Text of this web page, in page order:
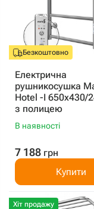
Безкоштовно
Електрична
рушникосушка
Hotel -I 650х430/
з полицею
В наявності
7 188 грн
Купити
Хіт продажу